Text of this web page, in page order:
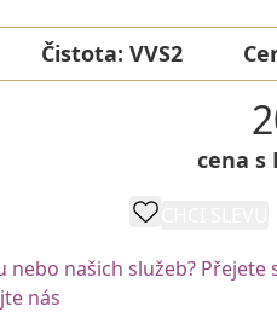
Čistota:VVS2
cena s
našich služeb? Přejete
nás